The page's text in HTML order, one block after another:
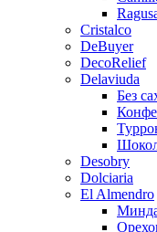
Cristalco
DeBuyer
DecoRelief
Delaviuda
Без
Desobry
Dolciaria
El Almendro